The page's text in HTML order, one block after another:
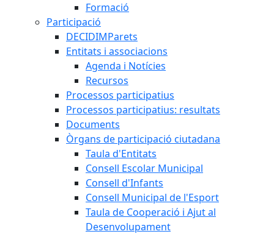
Formació
Participació
DECIDIMParets
Entitats i associacions
Agenda i Notícies
Recursos
Processos participatius
Processos participatius: resultats
Documents
Òrgans de participació ciutadana
Taula d'Entitats
Consell Escolar Municipal
Consell d'Infants
Consell Municipal de l'Esport
Taula de Cooperació i Ajut al
Desenvolupament